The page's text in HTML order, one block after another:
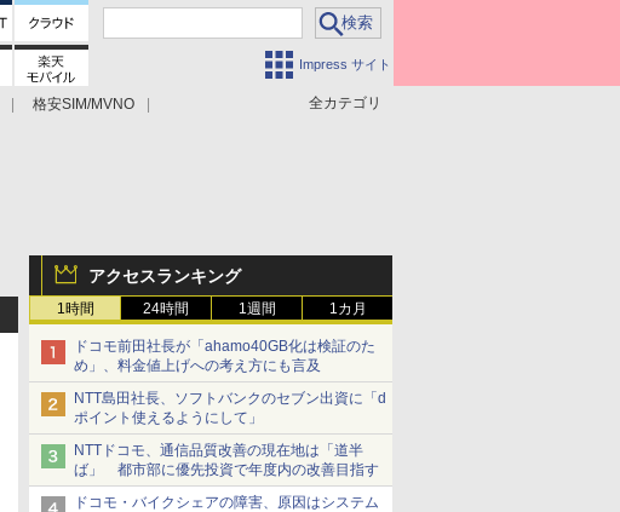
Impress サイト
全カテゴリ
格安SIM/MVNO
アクセスランキング
1時間 24時間 1週間 1カ月
ドコモ前田社長が「ahamo40GB化は検証のた
め」、料金値上げへの考え方にも言及
NTT島田社長、ソフトバンクのセブン出資に「d
ポイント使えるようにして」
NTTドコモ、通信品質改善の現在地は「道半
ば」 都市部に優先投資で年度内の改善目指す
ドコモ・バイクシェアの障害、原因はシステム